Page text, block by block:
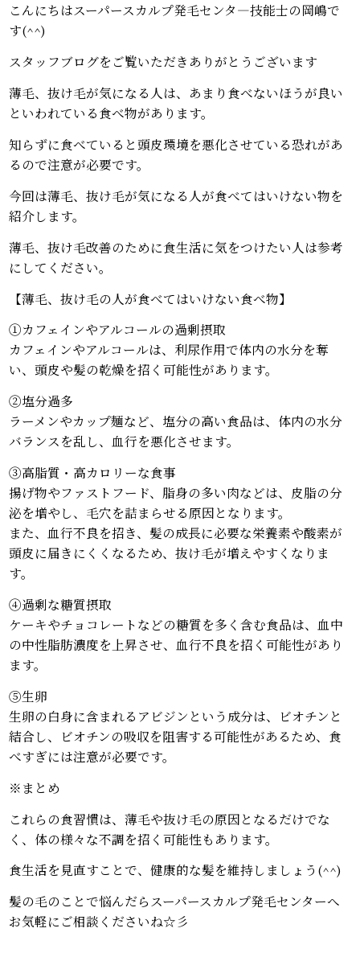
こんにちはスーパースカルプ発毛センタ―技能士の岡嶋で
す(^^)
スタッフブログをご覧いただきありがとうございます
薄毛、抜け毛が気になる人は、あまり食べないほうが良い
といわれている食べ物があります。
知らずに食べていると頭皮環境を悪化させている恐れがあ
るので注意が必要です。
今回は薄毛、抜け毛が気になる人が食べてはいけない物を
紹介します。
薄毛、抜け毛改善のために食生活に気をつけたい人は参考
にしてください。
【薄毛、抜け毛の人が食べてはいけない食べ物】
①カフェインやアルコールの過剰摂取
カフェインやアルコールは、利尿作用で体内の水分を奪
い、頭皮や髪の乾燥を招く可能性があります。
②塩分過多
ラーメンやカップ麺など、塩分の高い食品は、体内の水分
バランスを乱し、血行を悪化させます。
③高脂質・高カロリーな食事
揚げ物やファストフード、脂身の多い肉などは、皮脂の分
泌を増やし、毛穴を詰まらせる原因となります。
また、血行不良を招き、髪の成長に必要な栄養素や酸素が
頭皮に届きにくくなるため、抜け毛が増えやすくなりま
す。
④過剰な糖質摂取
ケーキやチョコレートなどの糖質を多く含む食品は、血中
の中性脂肪濃度を上昇させ、血行不良を招く可能性があり
ます。
⑤生卵
生卵の白身に含まれるアビジンという成分は、ビオチンと
結合し、ビオチンの吸収を阻害する可能性があるため、食
べすぎには注意が必要です。
※まとめ
これらの食習慣は、薄毛や抜け毛の原因となるだけでな
く、体の様々な不調を招く可能性もあります。
食生活を見直すことで、健康的な髪を維持しましょう(^^)
髪の毛のことで悩んだらスーパースカルプ発毛センターへ
お気軽にご相談くださいね☆彡